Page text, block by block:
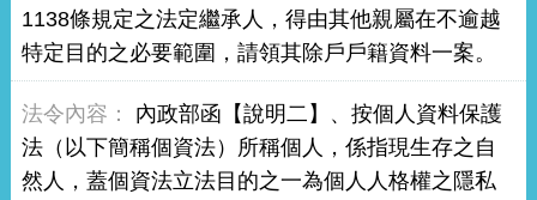
1138條規定之法定繼承人，得由其他親屬在不逾越
特定目的之必要範圍，請領其除戶戶籍資料一案。
內政部函【說明二】、按個人資料保護
法（以下簡稱個資法）所稱個人，係指現生存之自
然人，蓋個資法立法目的之一為個人人格權之隱私